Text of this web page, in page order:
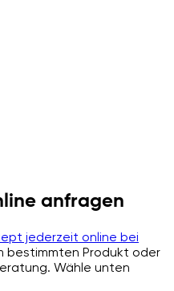
anfragen
jederzeit online bei
bestimmten Produkt oder
Wähle unten